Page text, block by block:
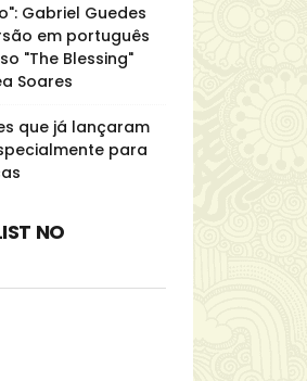
Gabriel Guedes
em português
"The Blessing"
Soares
que já lançaram
para
NO